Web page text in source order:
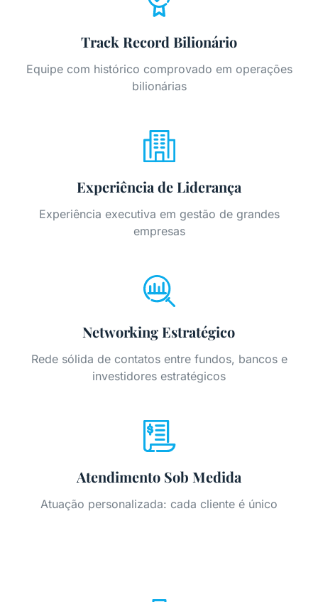
Track Record Bilionário
Equipe com histórico comprovado em operações
bilionárias
Experiência de Liderança
Experiência executiva em gestão de grandes
empresas
Networking Estratégico
Rede sólida de contatos entre fundos, bancos e
investidores estratégicos
Atendimento Sob Medida
Atuação personalizada: cada cliente é único